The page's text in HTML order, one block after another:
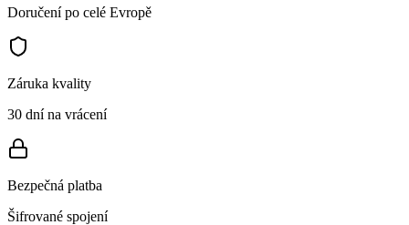
Doručení po celé Evropě
Záruka kvality
30 dní na vrácení
Bezpečná platba
Šifrované spojení